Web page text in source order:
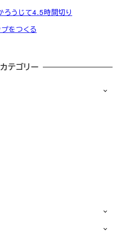
ろうじて4.5時間切り
をつくる
カテゴリー